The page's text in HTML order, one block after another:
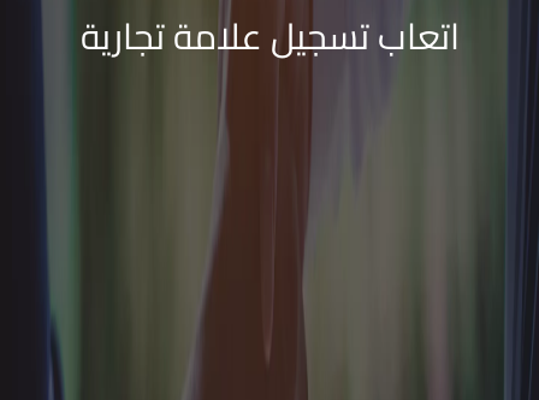
اتعاب تسجيل علامة تجارية